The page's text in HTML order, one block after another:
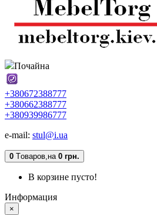
Почайна
+380672388777
+380662388777
+380939986777
e-mail: stul@i.ua
0 Tоваров,на 0 грн.
В корзине пусто!
Информация
×